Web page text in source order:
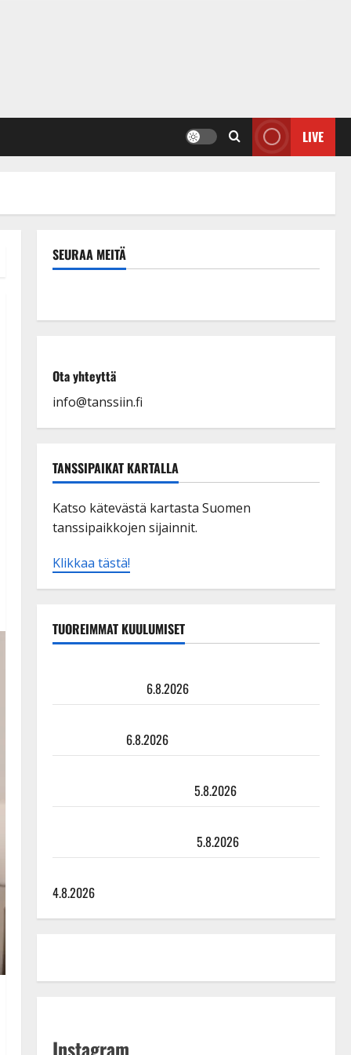
LIVE
SEURAA MEITÄ
Ota yhteyttä
info@tanssiin.fi
TANSSIPAIKAT KARTALLA
Katso kätevästä kartasta Suomen
tanssipaikkojen sijainnit.
Klikkaa tästä!
TUOREIMMAT KUULUMISET
6.8.2026
6.8.2026
5.8.2026
5.8.2026
4.8.2026
Instagram